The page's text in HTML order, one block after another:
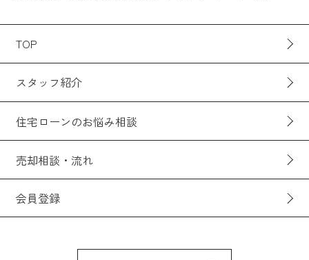
TOP
スタッフ紹介
住宅ローンのお悩み相談
売却相談・流れ
会員登録